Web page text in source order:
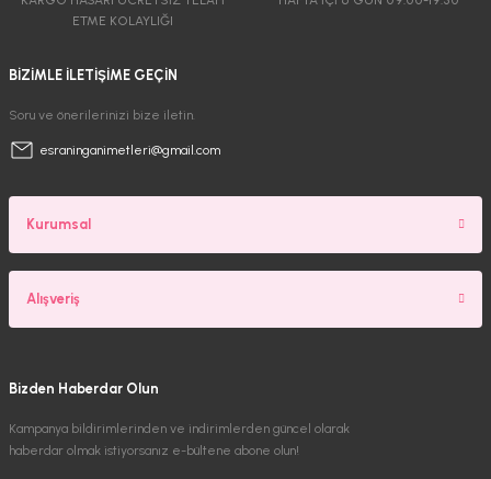
ETME KOLAYLIĞI
BİZİMLE İLETİŞİME GEÇİN
Soru ve önerilerinizi bize iletin.
esraninganimetleri@gmail.com
Kurumsal
Alışveriş
Bizden Haberdar Olun
Kampanya bildirimlerinden ve indirimlerden güncel olarak
haberdar olmak istiyorsanız e-bültene abone olun!